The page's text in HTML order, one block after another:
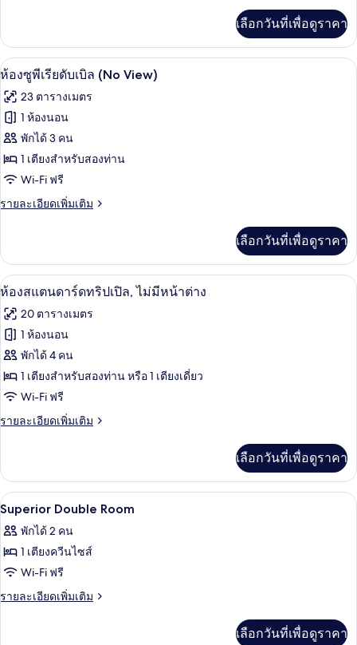
(No
View)
เกี่ยว
กับ
ห้อง
พี
เรีย
(No
View)
เลือกวันที่เพื่อดูราคา
เปิด
ภาพถ่าย
ทั้งหมด
ของ
ห้อง
ซู
พี
บเบิล
(No
View)
ห้องซูพีเรียดับเบิล (No View) | สิ่งอำน
7
ห้องซูพีเรียดับเบิล (No View)
23 ตารางเมตร
1 ห้องนอน
พักได้ 3 คน
1 เตียงสำหรับสองท่าน
Wi-Fi ฟรี
รายละเอียดเพิ่มเติม
ราย
เกี่ยว
กับ
ห้อง
พี
เรียดั
บเบิล
(No
View)
เลือกวันที่เพื่อดูราคา
เปิด
ภาพถ่าย
ทั้งหมด
ของ
ห้อง
สแตนดาร์ด
ทริปเปิล,
หน้าต่าง
ห้องสแตนดาร์ดทริปเปิล, ไม่มีหน้าต่า
6
ห้องสแตนดาร์ดทริปเปิล, ไม่มีหน้าต่าง
20 ตารางเมตร
1 ห้องนอน
พักได้ 4 คน
1 เตียงสำหรับสองท่าน หรือ 1 เตียงเดี่ยว
Wi-Fi ฟรี
รายละเอียดเพิ่มเติม
ราย
เกี่ยว
กับ
ห้อง
สแตนดาร์ด
ทริปเปิล,
ไม่มี
เลือกวันที่เพื่อดูราคา
เปิด
ภาพถ่าย
ทั้งหมด
ของ
Superior
เครื่องนอนระดับพรีเมียม, ตู้นิรภัยในห้
8
Superior Double Room
พักได้ 2 คน
1 เตียงควีนไซส์
Wi-Fi ฟรี
รายละเอียดเพิ่มเติม
ราย
เลือกวันที่เพื่อดูราคา